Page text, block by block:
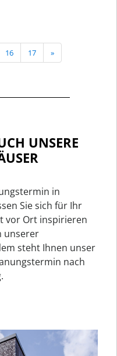
16 17 »
UNSERE
in
Sie sich für Ihr
vor Ort inspirieren
unserer
steht Ihnen unser
nach